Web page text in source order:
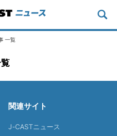
一覧
関連サイト
J-CASTニュース